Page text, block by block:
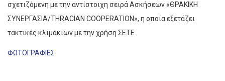
σχετιζόμενη με την αντίστοιχη σειρά Ασκήσεων «ΘΡΑΚΙΚΗ
ΣΥΝΕΡΓΑΣΙΑ/THRACIAN COOPERATION», η οποία εξετάζει
τακτικές κλιμακίων με την χρήση ΣΕΤΕ.
ΦΩΤΟΓΡΑΦΙΕΣ